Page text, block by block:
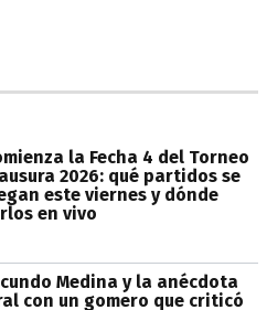
la Fecha 4 del Torneo
2026: qué partidos se
este viernes y dónde
en vivo
Medina y la anécdota
con un gomero que criticó